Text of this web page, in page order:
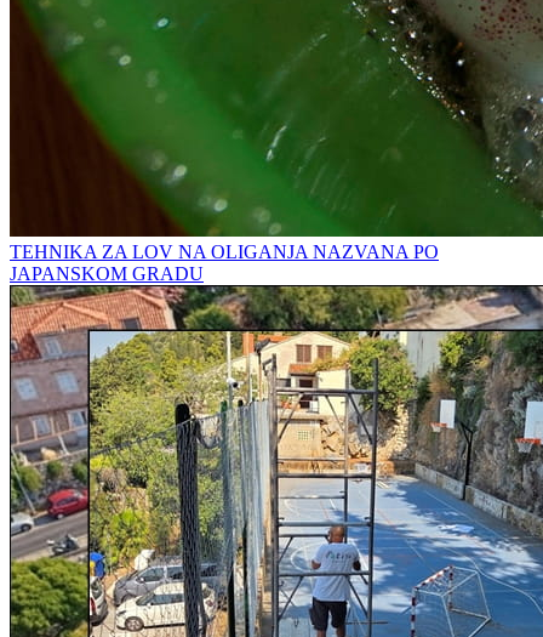
TEHNIKA ZA LOV NA OLIGANJA NAZVANA PO
JAPANSKOM GRADU